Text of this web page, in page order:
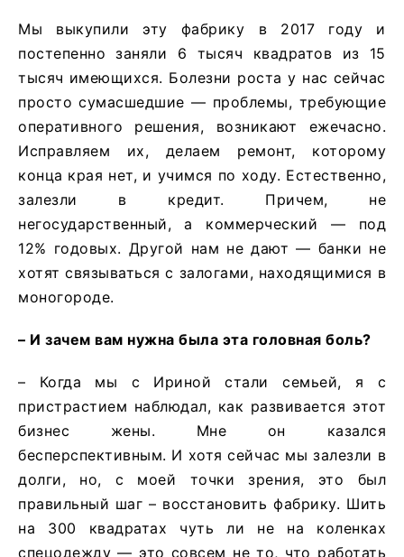
Мы выкупили эту фабрику в 2017 году и
постепенно заняли 6 тысяч квадратов из 15
тысяч имеющихся. Болезни роста у нас сейчас
просто сумасшедшие — проблемы, требующие
оперативного решения, возникают ежечасно.
Исправляем их, делаем ремонт, которому
конца края нет, и учимся по ходу. Естественно,
залезли в кредит. Причем, не
негосударственный, а коммерческий — под
12% годовых. Другой нам не дают — банки не
хотят связываться с залогами, находящимися в
моногороде.
– И зачем вам нужна была эта головная боль?
– Когда мы с Ириной стали семьей, я с
пристрастием наблюдал, как развивается этот
бизнес жены. Мне он казался
бесперспективным. И хотя сейчас мы залезли в
долги, но, с моей точки зрения, это был
правильный шаг – восстановить фабрику. Шить
на 300 квадратах чуть ли не на коленках
спецодежду — это совсем не то, что работать